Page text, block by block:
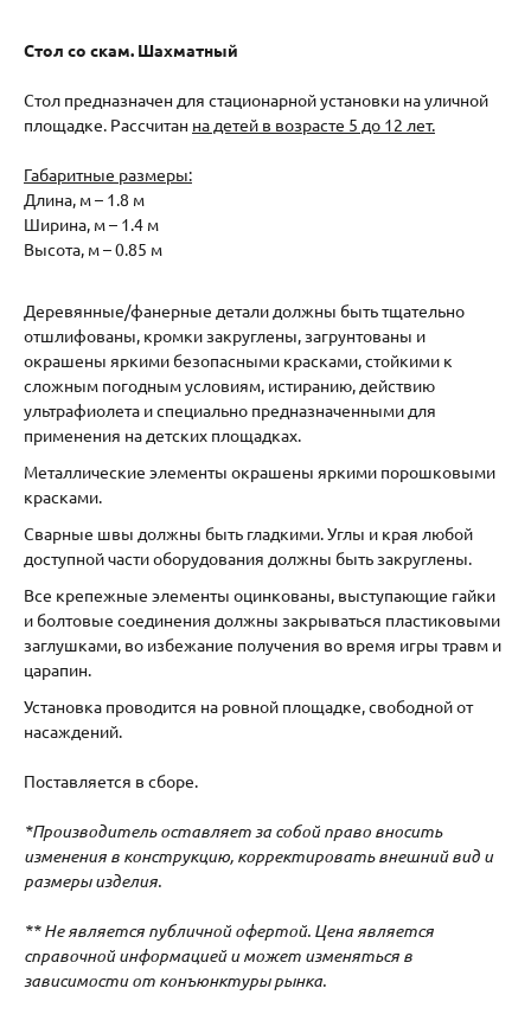
Стол со скам. Шахматный
Стол предназначен для стационарной установки на уличной
площадке. Рассчитан на детей в возрасте 5 до 12 лет.
Габаритные размеры:
Длина, м – 1.8 м
Ширина, м – 1.4 м
Высота, м – 0.85 м
Деревянные/фанерные детали должны быть тщательно
отшлифованы, кромки закруглены, загрунтованы и
окрашены яркими безопасными красками, стойкими к
сложным погодным условиям, истиранию, действию
ультрафиолета и специально предназначенными для
применения на детских площадках.
Металлические элементы окрашены яркими порошковыми
красками.
Сварные швы должны быть гладкими. Углы и края любой
доступной части оборудования должны быть закруглены.
Все крепежные элементы оцинкованы, выступающие гайки
и болтовые соединения должны закрываться пластиковыми
заглушками, во избежание получения во время игры травм и
царапин.
Установка проводится на ровной площадке, свободной от
насаждений.
Поставляется в сборе.
*Производитель оставляет за собой право вносить
изменения в конструкцию, корректировать внешний вид и
размеры изделия.
** Не является публичной офертой. Цена является
справочной информацией и может изменяться в
зависимости от конъюнктуры рынка.